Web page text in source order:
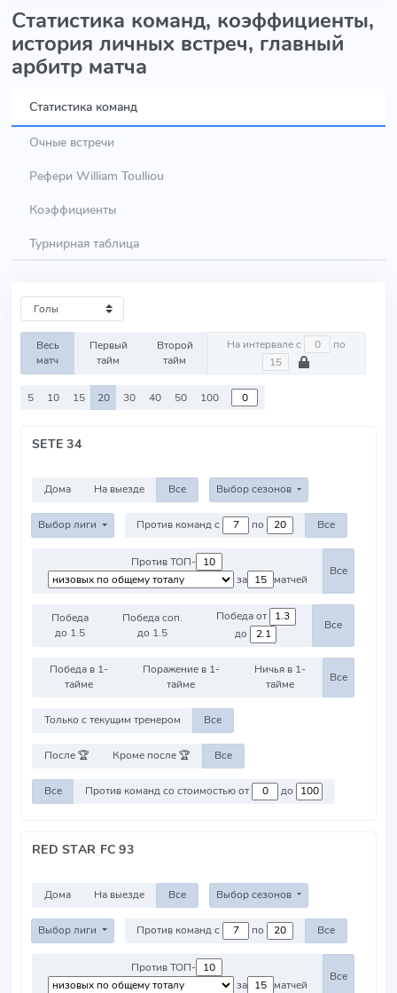
Статистика команд, коэффициенты,
история личных встреч, главный
арбитр матча
Статистика команд
Очные встречи
Рефери William Toulliou
Коэффициенты
Турнирная таблица
Весь
матч
Первый
тайм
Второй
тайм
На интервале с по
5 10 15 20 30 40 50 100
SETE 34
Дома На выезде Все Выбор сезонов
Выбор лиги Против команд с по Все
Против ТОП-
за
матчей
Все
Победа
до 1.5
Победа соп.
до 1.5
Победа от
до
Все
Победа в 1-
тайме
Поражение в 1-
тайме
Ничья в 1-
тайме
Все
Только с текущим тренером Все
После 🏆 Кроме после 🏆 Все
Все Против команд со стоимостью от до
RED STAR FC 93
Дома На выезде Все Выбор сезонов
Выбор лиги Против команд с по Все
Против ТОП-
за
матчей
Все